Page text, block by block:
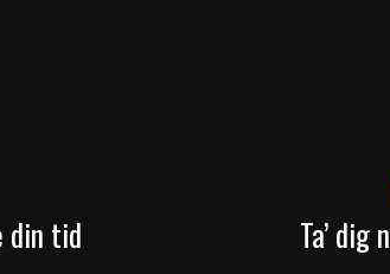
din tid Ta’ dig